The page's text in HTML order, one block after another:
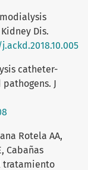
Dis.
catheter-
J
Rotela AA,
Cabañas
tratamiento